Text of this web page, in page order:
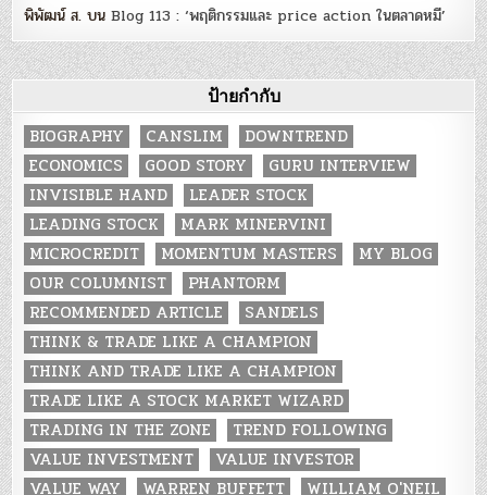
พิพัฒน์ ส. บนBlog 113 : ‘พฤติกรรมและ price action ในตลาดหมี’
ป้ายกำกับ
BIOGRAPHY CANSLIM
DOWNTREND
ECONOMICS
GOOD STORY
GURU INTERVIEW
INVISIBLE HAND
LEADER STOCK
LEADING STOCK
MARK MINERVINI
MICROCREDIT
MOMENTUM MASTERS
MY BLOG
OUR COLUMNIST
PHANTORM
RECOMMENDED ARTICLE
SANDELS
THINK & TRADE LIKE A CHAMPION
THINK AND TRADE LIKE A CHAMPION
TRADE LIKE A STOCK MARKET WIZARD
TRADING IN THE ZONE
TREND FOLLOWING
VALUE INVESTMENT
VALUE INVESTOR
VALUE WAY
WARREN BUFFETT WILLIAM O'NEIL